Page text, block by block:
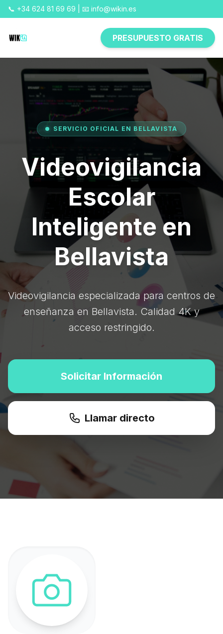
📞 +34 624 81 69 69 | 📧 info@wikin.es
PRESUPUESTO GRATIS
SERVICIO OFICIAL EN BELLAVISTA
Videovigilancia
Escolar
Inteligente en
Bellavista
Videovigilancia especializada para centros de
enseñanza en Bellavista. Calidad 4K y
acceso restringido.
Solicitar Información
Llamar directo